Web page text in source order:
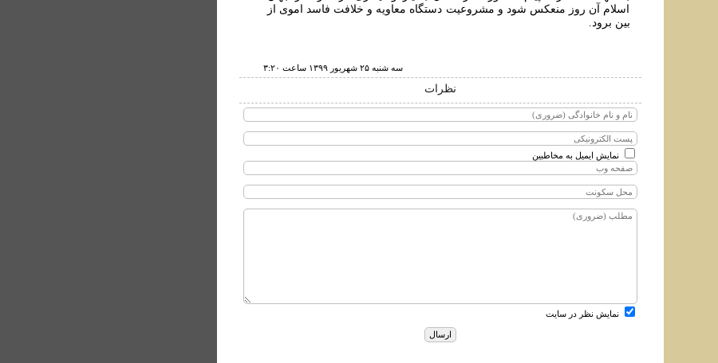
اسلام آن روز منعکس شود و مشروعيت دستگاه معاويه و خلافت فاسد اموی از
بين برود.
سه شنبه ۲۵ شهريور ۱۳۹۹ ساعت ۳:۲۰
نظرات
نمایش ایمیل به مخاطبین
نمایش نظر در سایت